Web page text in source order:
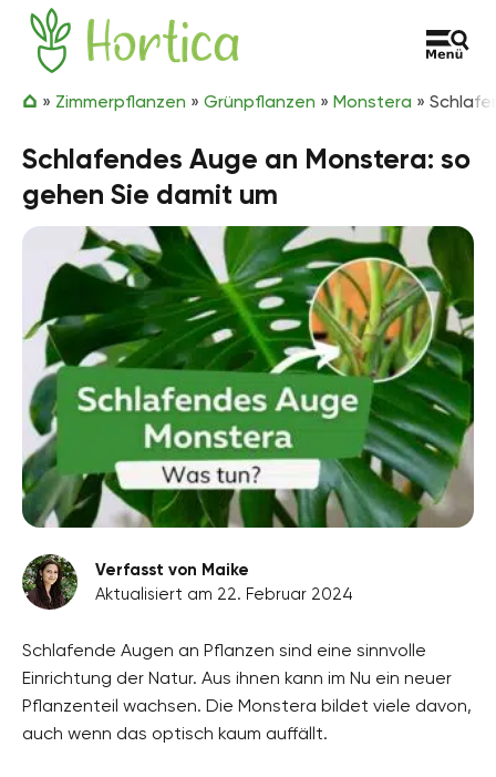
Zum Inhalt springen
Hortica
» Zimmerpflanzen » Grünpflanzen » Monstera »
Schlafendes Auge an Monstera: so
gehen Sie damit um
Verfasst von Maike
Aktualisiert am 22. Februar 2024
Schlafende Augen an Pflanzen sind eine sinnvolle
Einrichtung der Natur. Aus ihnen kann im Nu ein neuer
Pflanzenteil wachsen. Die Monstera bildet viele davon,
auch wenn das optisch kaum auffällt.